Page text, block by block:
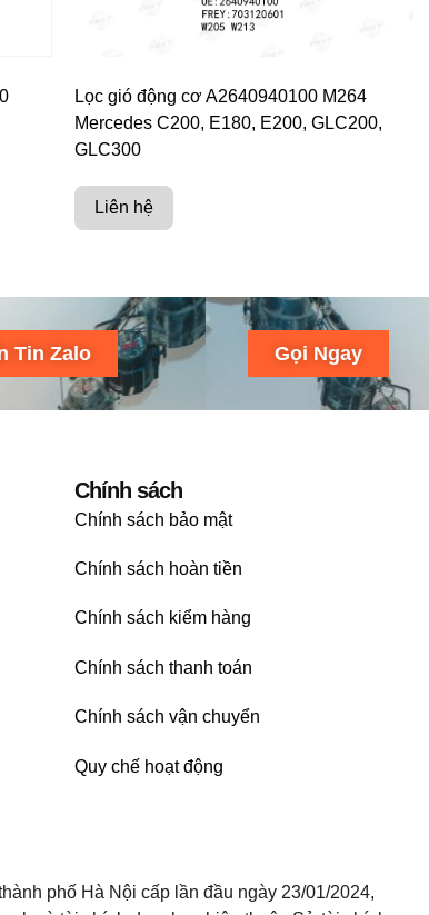
Lọc gió động cơ A2640940100 M264
Mercedes C200, E180, E200, GLC200,
GLC300
Liên hệ
Tin Zalo Gọi Ngay
Chính sách
Chính sách bảo mật
Chính sách hoàn tiền
Chính sách kiểm hàng
Chính sách thanh toán
Chính sách vận chuyển
Quy chế hoạt động
phố Hà Nội cấp lần đầu ngày 23/01/2024,